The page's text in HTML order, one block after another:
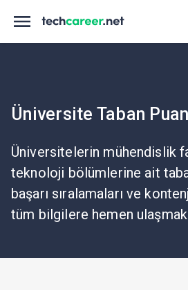
Üniversite Taban
Üniversitelerin mühendislik
teknoloji bölümlerine ait
başarı sıralamaları ve
tüm bilgilere hemen